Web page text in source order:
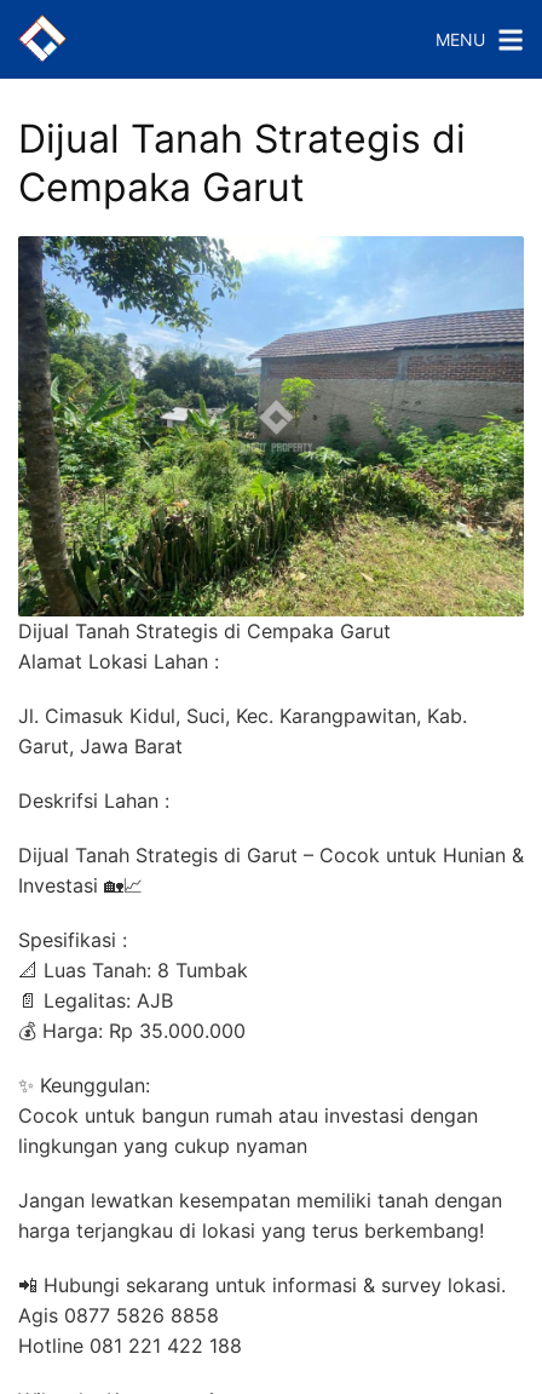
Langsung
ke
konten
MENU
Dijual Tanah Strategis di
Cempaka Garut
Dijual Tanah Strategis di Cempaka Garut
Alamat Lokasi Lahan :
Jl. Cimasuk Kidul, Suci, Kec. Karangpawitan, Kab.
Garut, Jawa Barat
Deskrifsi Lahan :
Dijual Tanah Strategis di Garut – Cocok untuk Hunian &
Investasi 🏡📈
Spesifikasi :
📐 Luas Tanah: 8 Tumbak
📄 Legalitas: AJB
💰 Harga: Rp 35.000.000
✨ Keunggulan:
Cocok untuk bangun rumah atau investasi dengan
lingkungan yang cukup nyaman
Jangan lewatkan kesempatan memiliki tanah dengan
harga terjangkau di lokasi yang terus berkembang!
📲 Hubungi sekarang untuk informasi & survey lokasi.
Agis 0877 5826 8858
Hotline 081 221 422 188